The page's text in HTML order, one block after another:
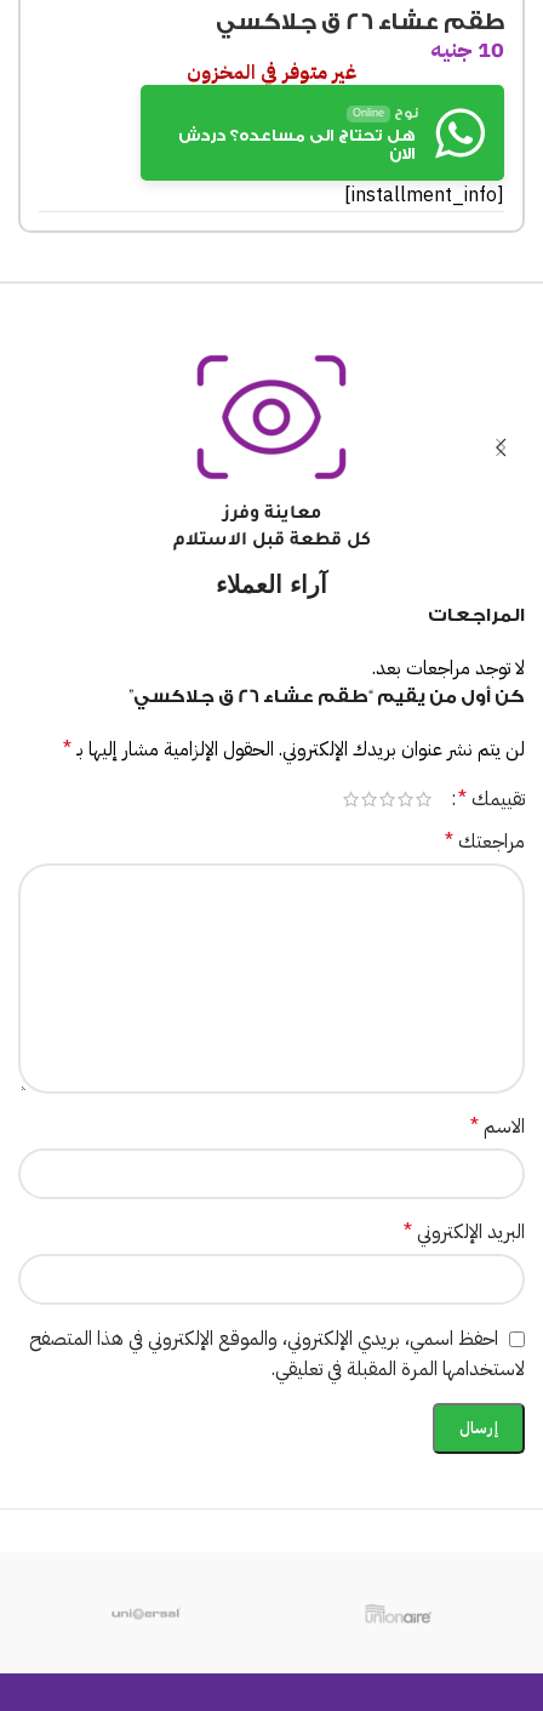
طقم عشاء 26 ق جلاكسي
10 جنيه
غير متوفر في المخزون
نوح Online
هل تحتاج الى مساعده؟ دردش
الان
[installment_info]
معاينة وفرز
كل قطعة قبل الاستلام
آراء العملاء
المراجعات
لا توجد مراجعات بعد.
كن أول من يقيم “طقم عشاء 26 ق جلاكسي”
لن يتم نشر عنوان بريدك الإلكتروني. الحقول الإلزامية مشار إليها بـ*
تقييمك*
مراجعتك*
الاسم*
البريد الإلكتروني*
احفظ اسمي، بريدي الإلكتروني، والموقع الإلكتروني في هذا المتصفح
لاستخدامها المرة المقبلة في تعليقي.